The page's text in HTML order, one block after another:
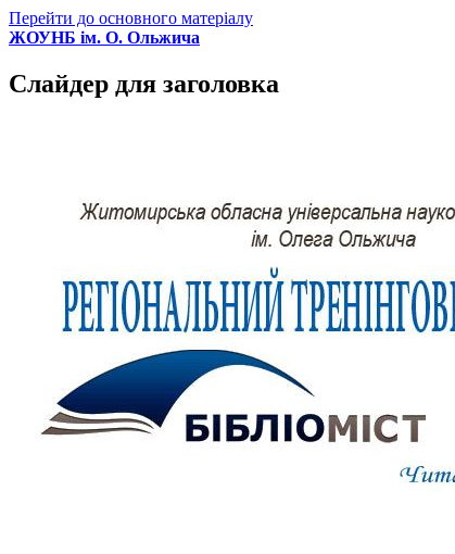
Перейти до основного матеріалу
ЖОУНБ ім. О. Ольжича
Слайдер для заголовка